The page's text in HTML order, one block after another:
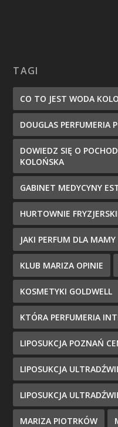
TAGI
CO TO JEST WODA
DOUGLAS PERFUMERIA
DOWIEDZ SIĘ O
KOLOŃSKA
GABINET MEDYCYNY
HURTOWNIE
JAKI PERFUM DLA MAMY
KLUB MARIZA OPINIE
KOSMETYKI GOLDWELL
KTÓRA PERFUMERIA
LIPOSUKCJA POZNAŃ
LIPOSUKCJA
LIPOSUKCJA
MARIZA PIOTRKÓW